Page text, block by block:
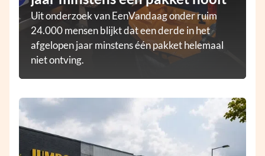
Uit onderzoek van EenVandaag onder ruim
24.000 mensen blijkt dat een derde in het
afgelopen jaar minstens één pakket helemaal
niet ontving.